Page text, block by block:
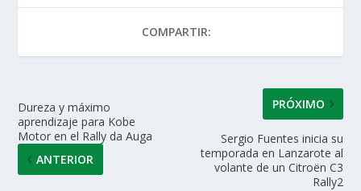
A
p
o
k
dI
n
ar
r
COMPARTIR:
Dureza y máximo
aprendizaje para Kobe
Motor en el Rally da Auga
ANTERIOR
PRÓXIMO
Sergio Fuentes inicia su
temporada en Lanzarote al
volante de un Citroën C3
Rally2